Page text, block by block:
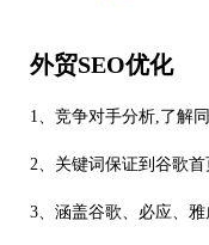
外贸SEO优化
1、竞争对手分析,了解
2、关键词保证到谷歌
3、涵盖谷歌、必应、